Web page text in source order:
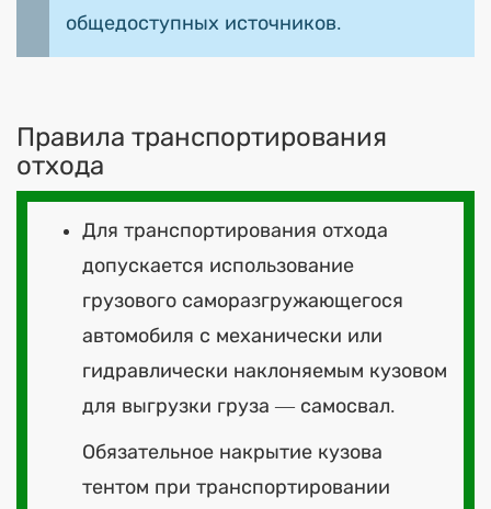
общедоступных источников.
Правила транспортирования
отхода
Для транспортирования отхода
допускается использование
грузового саморазгружающегося
автомобиля с механически или
гидравлически наклоняемым кузовом
для выгрузки груза — самосвал.
Обязательное накрытие кузова
тентом при транспортировании